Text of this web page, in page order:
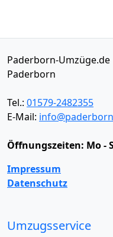
Paderborn-Umzüge.de
Paderborn
Tel.: 01579-2482355
E-Mail:
Öffnungszeiten: Mo -
Impressum
Datenschutz
Umzugsservice